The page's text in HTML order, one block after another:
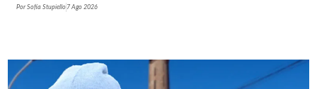
PorSofía Stupiello 7 Ago 2026